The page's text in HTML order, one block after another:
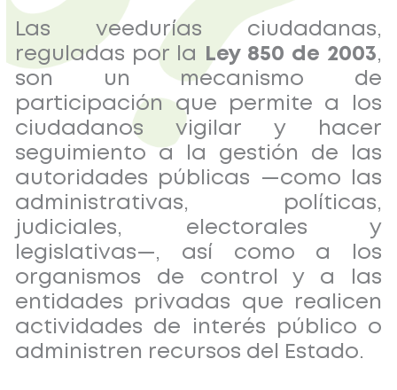
Las veedurías ciudadanas,
reguladas por la
Ley 850 de 2003,
son un mecanismo de
participación que permite a los
ciudadanos vigilar y hacer
seguimiento a la gestión de las
autoridades públicas —como las
administrativas, políticas,
judiciales, electorales y
legislativas—, así como a los
organismos de control y a las
entidades privadas que realicen
actividades de interés público o
administren recursos del Estado.